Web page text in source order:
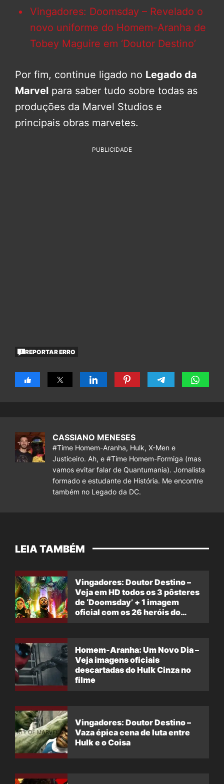
Vingadores: Doomsday – Revelado o
novo uniforme do Homem-Aranha de
Tobey Maguire em ‘Doutor Destino’
Por fim, continue ligado no Legado da
Marvel para saber tudo sobre todas as
produções da Marvel Studios e
principais obras marvetes.
PUBLICIDADE
REPORTAR ERRO
CASSIANO MENESES
#Time Homem-Aranha, Hulk, X-Men e
Justiceiro. Ah, e #Time Homem-Formiga (mas
vamos evitar falar de Quantumania). Jornalista
formado e estudante de História. Me encontre
também no Legado da DC.
LEIA TAMBÉM
Vingadores: Doutor Destino –
Veja em HD todos os 3 pôsteres
de ‘Doomsday’ + 1 imagem
oficial com os 26 heróis do
Homem-Aranha: Um Novo Dia –
Veja imagens oficiais
descartadas do Hulk Cinza no
filme
Vingadores: Doutor Destino –
Vaza épica cena de luta entre
Hulk e o Coisa